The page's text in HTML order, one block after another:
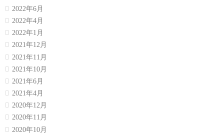
2022年6月
2022年4月
2022年1月
2021年12月
2021年11月
2021年10月
2021年6月
2021年4月
2020年12月
2020年11月
2020年10月